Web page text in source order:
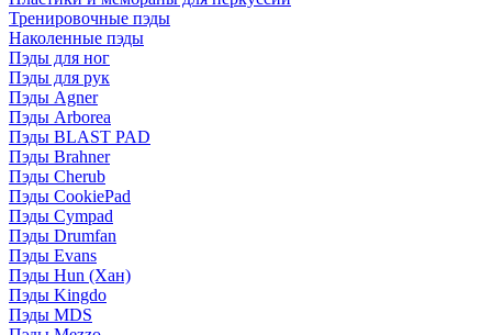
Тренировочные пэды
Наколенные пэды
Пэды для ног
Пэды для рук
Пэды Agner
Пэды Arborea
Пэды BLAST PAD
Пэды Brahner
Пэды Cherub
Пэды CookiePad
Пэды Cympad
Пэды Drumfan
Пэды Evans
Пэды Hun (Хан)
Пэды Kingdo
Пэды MDS